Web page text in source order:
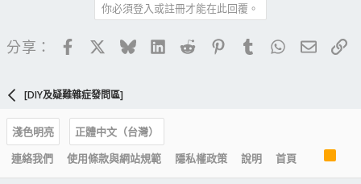
你必須登入或註冊才能在此回覆。
分享： FacebookBlueskyLinkedIn
Reddit PinterestTumblrWhatsApp
電子
[DIY及疑難雜症發問區]
淺色明亮
正體中文（台灣）
連絡我們
使用條款與網站規範 隱私權政策 說明 首頁
S